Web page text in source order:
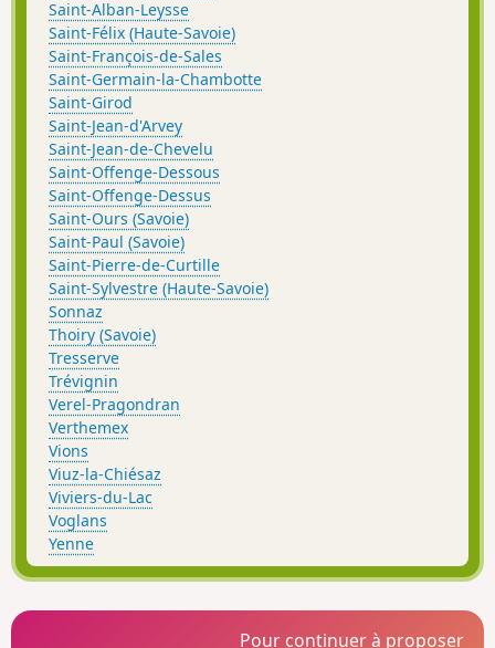
Saint-Alban-Leysse
Saint-Félix (Haute-Savoie)
Saint-François-de-Sales
Saint-Germain-la-Chambotte
Saint-Girod
Saint-Jean-d'Arvey
Saint-Jean-de-Chevelu
Saint-Offenge-Dessous
Saint-Offenge-Dessus
Saint-Ours (Savoie)
Saint-Paul (Savoie)
Saint-Pierre-de-Curtille
Saint-Sylvestre (Haute-Savoie)
Sonnaz
Thoiry (Savoie)
Tresserve
Trévignin
Verel-Pragondran
Verthemex
Vions
Viuz-la-Chiésaz
Viviers-du-Lac
Voglans
Yenne
Pour continuer à proposer